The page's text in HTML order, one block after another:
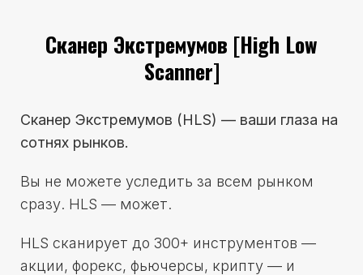
Сканер Экстремумов [High Low
Scanner]
Сканер Экстремумов (HLS) — ваши глаза на
сотнях рынков.
Вы не можете уследить за всем рынком
сразу. HLS — может.
HLS сканирует до 300+ инструментов —
акции, форекс, фьючерсы, крипту — и